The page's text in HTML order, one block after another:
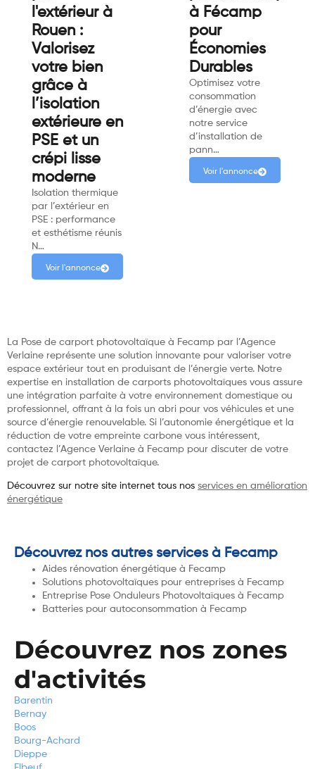
l'extérieur à
Rouen :
Valorisez
votre bien
grâce à
l’isolation
extérieure en
PSE et un
crépi lisse
moderne
Isolation thermique
par l’extérieur en
PSE : performance
et esthétisme réunis
N…
Voir l'annonce
à Fécamp
pour
Économies
Durables
Optimisez votre
consommation
d’énergie avec
notre service
d’installation de
pann…
Voir l'annonce
La Pose de carport photovoltaïque à Fecamp par l’Agence
Verlaine représente une solution innovante pour valoriser votre
espace extérieur tout en produisant de l’énergie verte. Notre
expertise en installation de carports photovoltaïques vous assure
une intégration parfaite à votre environnement domestique ou
professionnel, offrant à la fois un abri pour vos véhicules et une
source d’énergie renouvelable. Si l’autonomie énergétique et la
réduction de votre empreinte carbone vous intéressent,
contactez l’Agence Verlaine à Fecamp pour discuter de votre
projet de carport photovoltaïque.
Découvrez sur notre site internet tous nos services en amélioration
énergétique
Découvrez nos autres services à Fecamp
Aides rénovation énergétique à Fecamp
Solutions photovoltaïques pour entreprises à Fecamp
Entreprise Pose Onduleurs Photovoltaïques à Fecamp
Batteries pour autoconsommation à Fecamp
Découvrez nos zones
d'activités
Barentin
Bernay
Boos
Bourg-Achard
Dieppe